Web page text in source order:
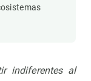
indiferentes al